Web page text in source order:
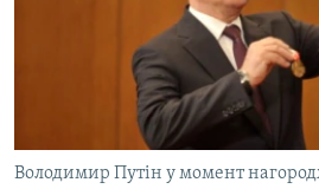
Володимир Путін у момент